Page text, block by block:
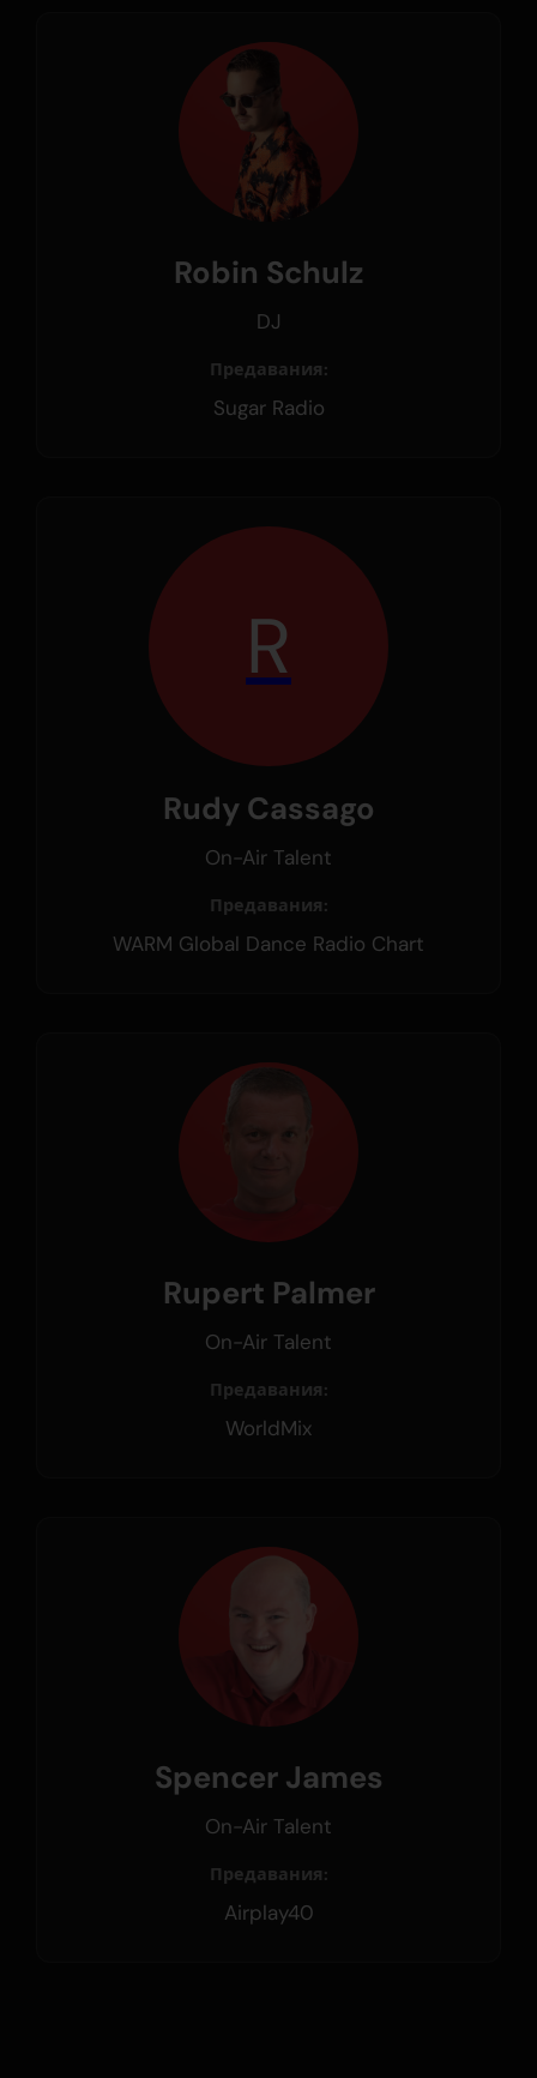
Robin Schulz
DJ
Предавания:
Sugar Radio
R
Rudy Cassago
On-Air Talent
Предавания:
WARM Global Dance Radio Chart
Rupert Palmer
On-Air Talent
Предавания:
WorldMix
Spencer James
On-Air Talent
Предавания:
Airplay40